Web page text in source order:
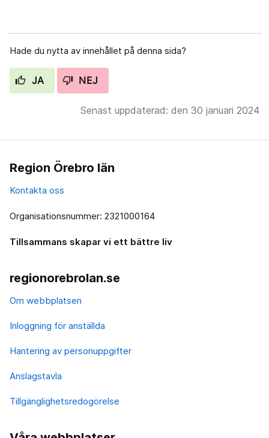
Hade du nytta av innehållet på denna sida?
JA NEJ
Senast uppdaterad: den 30 januari 2024
Region Örebro län
Kontakta oss
Organisationsnummer: 2321000164
Tillsammans skapar vi ett bättre liv
regionorebrolan.se
Om webbplatsen
Inloggning för anställda
Hantering av personuppgifter
Anslagstavla
Tillgänglighetsredogörelse